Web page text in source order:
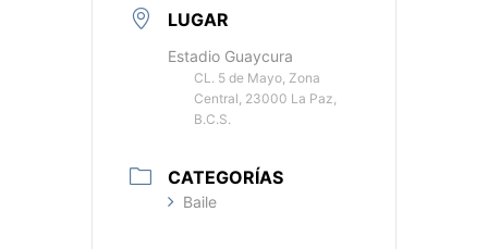
LUGAR
Estadio Guaycura
CL. 5 de Mayo, Zona
Central, 23000 La Paz,
B.C.S.
CATEGORÍAS
Baile